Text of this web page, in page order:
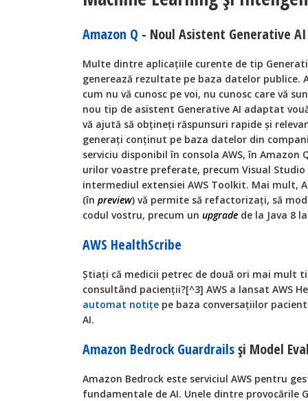
Amazon Q - Noul Asistent Generative AI
Multe dintre aplicațiile curente de tip
generează rezultate pe baza datelor publice.
cum nu vă cunosc pe voi, nu cunosc care vă
nou tip de asistent Generative AI adaptat
vă ajută să obțineți răspunsuri rapide și
generați conținut pe baza datelor din
serviciu disponibil în consola AWS, în Amazon
urilor voastre preferate, precum Visual Studio
intermediul extensiei AWS Toolkit. Mai mult,
(în preview) vă permite să refactorizați, să
codul vostru, precum un upgrade de la Java 8
AWS HealthScribe
Știați că medicii petrec de două ori mai mult
consultând pacienții?[^3] AWS a lansat AWS
automat notițe pe baza conversațiilor
AI.
Amazon Bedrock Guardrailsși Model
Amazon Bedrock este serviciul AWS pentru
fundamentale de AI. Unele dintre provocările